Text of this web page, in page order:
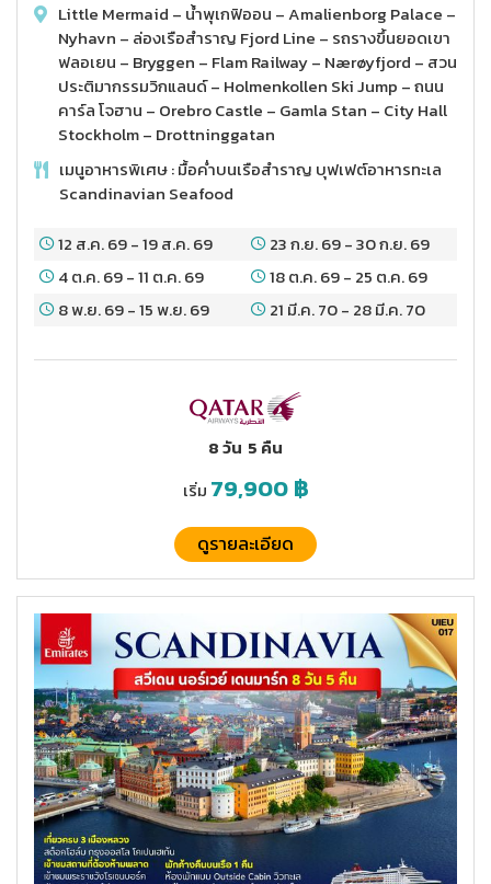
Little Mermaid – น้ำพุเกฟิออน – Amalienborg Palace –
Nyhavn – ล่องเรือสำราญ Fjord Line – รถรางขึ้นยอดเขา
ฟลอเยน – Bryggen – Flam Railway – Nærøyfjord – สวน
ประติมากรรมวิกแลนด์ – Holmenkollen Ski Jump – ถนน
คาร์ล โจฮาน – Orebro Castle – Gamla Stan – City Hall
Stockholm – Drottninggatan
เมนูอาหารพิเศษ : มื้อค่ำบนเรือสำราญ บุฟเฟต์อาหารทะเล
Scandinavian Seafood
12 ส.ค. 69-19 ส.ค. 69 23 ก.ย. 69-30 ก.ย. 69
4 ต.ค. 69-11 ต.ค. 69 18 ต.ค. 69- 25 ต.ค. 69
8 พ.ย. 69-15 พ.ย. 69 21 มี.ค. 70- 28 มี.ค. 70
8 วัน 5 คืน
เริ่ม 79,900฿
ดูรายละเอียด